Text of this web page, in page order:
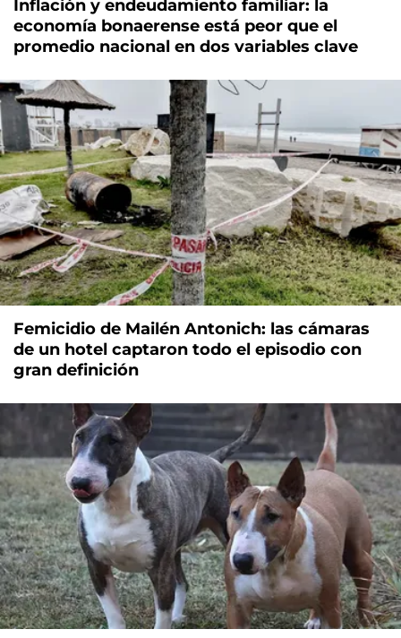
Inflación y endeudamiento familiar: la
economía bonaerense está peor que el
promedio nacional en dos variables clave
Femicidio de Mailén Antonich: las cámaras
de un hotel captaron todo el episodio con
gran definición